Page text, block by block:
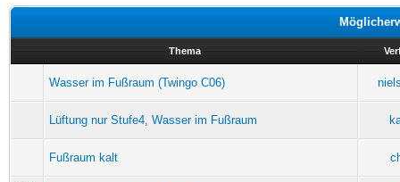
Thema
Wasser im Fußraum (Twingo C06)
Lüftung nur Stufe4, Wasser im Fußraum
Fußraum kalt